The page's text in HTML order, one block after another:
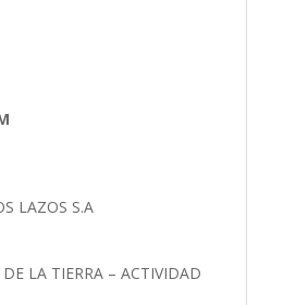
LAZOS S.A
LA TIERRA – ACTIVIDAD